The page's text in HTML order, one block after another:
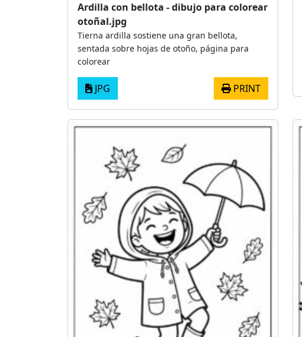
Ardilla con bellota - dibujo para colorear
otoñal.jpg
Tierna ardilla sostiene una gran bellota,
sentada sobre hojas de otoño, página para
colorear
JPG PRINT